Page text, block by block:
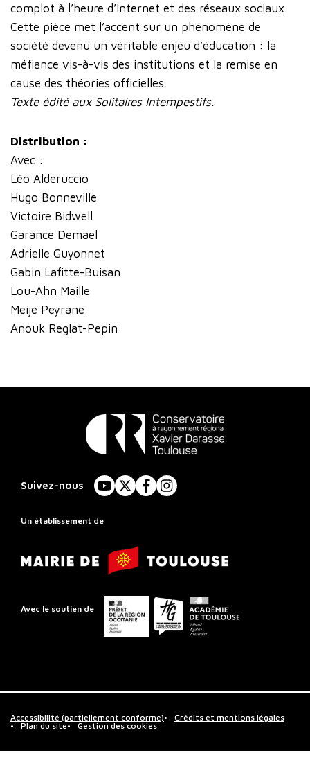
complot à l’heure d’Internet et des réseaux sociaux.
Cette pièce met l’accent sur un phénomène de
société devenu un véritable enjeu d’éducation : la
méfiance vis-à-vis des institutions et la remise en
cause des théories officielles.
Texte édité aux Solitaires Intempestifs.
Distribution :
Avec :
Léo Alderuccio
Hugo Bonneville
Victoire Bidwell
Garance Demael
Adrielle Guyonnet
Gabin Lafitte-Buisan
Lou-Ahn Maille
Meije Peyrane
Anouk Reglat-Pepin
Rayonnement
Régional
Toulouse
Suivez-nous
YouTube
X FacebookInstagram
Un établissement de
Mairie
de
Avec le soutien de
de
la
Conseil
départemental
Garonne
Académie
de
Accessibilité (partiellement conforme)
Crédits et mentions légales
Plan du site
Gestion des cookies